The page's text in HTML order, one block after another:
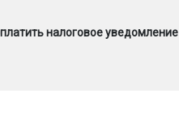
налоговое уведомление